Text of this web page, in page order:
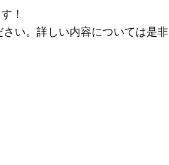
！
い。詳しい内容については是非